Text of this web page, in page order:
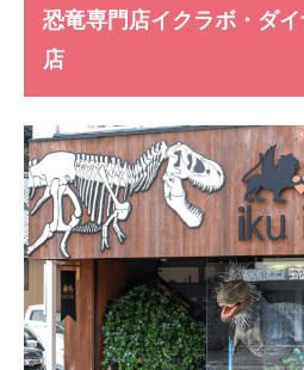
恐竜専門店イクラボ・ダ
店